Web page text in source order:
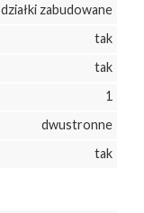
działki zabudowane
tak
tak
1
dwustronne
tak